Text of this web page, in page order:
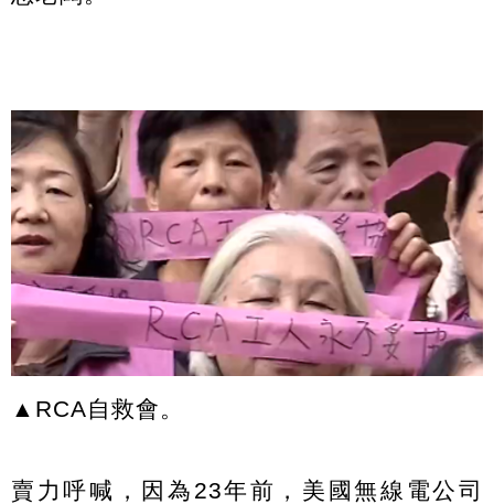
▲RCA自救會。
賣力呼喊，因為23年前，美國無線電公司